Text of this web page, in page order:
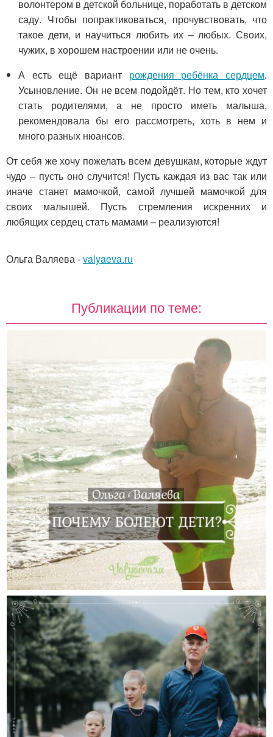
волонтером в детской больнице, поработать в детском
саду. Чтобы попрактиковаться, прочувствовать, что
такое дети, и научиться любить их – любых. Своих,
чужих, в хорошем настроении или не очень.
А есть ещё вариант рождения ребёнка сердцем.
Усыновление. Он не всем подойдёт. Но тем, кто хочет
стать родителями, а не просто иметь малыша,
рекомендовала бы его рассмотреть, хоть в нем и
много разных нюансов.
От себя же хочу пожелать всем девушкам, которые ждут
чудо – пусть оно случится! Пусть каждая из вас так или
иначе станет мамочкой, самой лучшей мамочкой для
своих малышей. Пусть стремления искренних и
любящих сердец стать мамами – реализуются!
Ольга Валяева -valyaeva.ru
Публикации по теме:
Почему Болеют Дети?